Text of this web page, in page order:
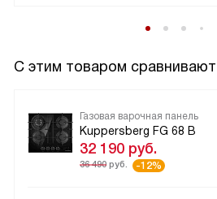
С этим товаром сравнивают
Газовая варочная панель
Kuppersberg FG 68 B
32 190 руб.
36 490 руб. -12%